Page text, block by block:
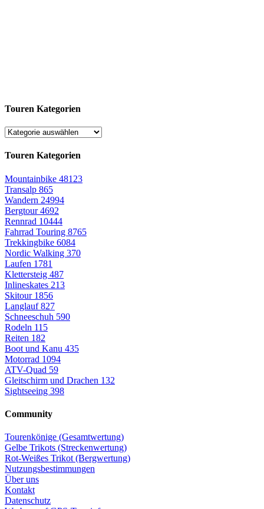
Touren Kategorien
Touren Kategorien
Mountainbike 48123
Transalp 865
Wandern 24994
Bergtour4692
Rennrad 10444
Fahrrad Touring 8765
Trekkingbike 6084
Nordic Walking 370
Laufen 1781
Klettersteig 487
Inlineskates 213
Skitour 1856
Langlauf827
Schneeschuh 590
Rodeln 115
Reiten 182
Boot und Kanu 435
Motorrad 1094
ATV-Quad 59
Gleitschirm und Drachen 132
Sightseeing 398
Community
Tourenkönige (Gesamtwertung)
Gelbe Trikots (Streckenwertung)
Rot-Weißes Trikot (Bergwertung)
Nutzungsbestimmungen
Über uns
Kontakt
Datenschutz